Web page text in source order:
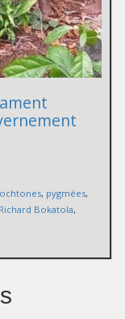
, pygmées,
Richard Bokatola,